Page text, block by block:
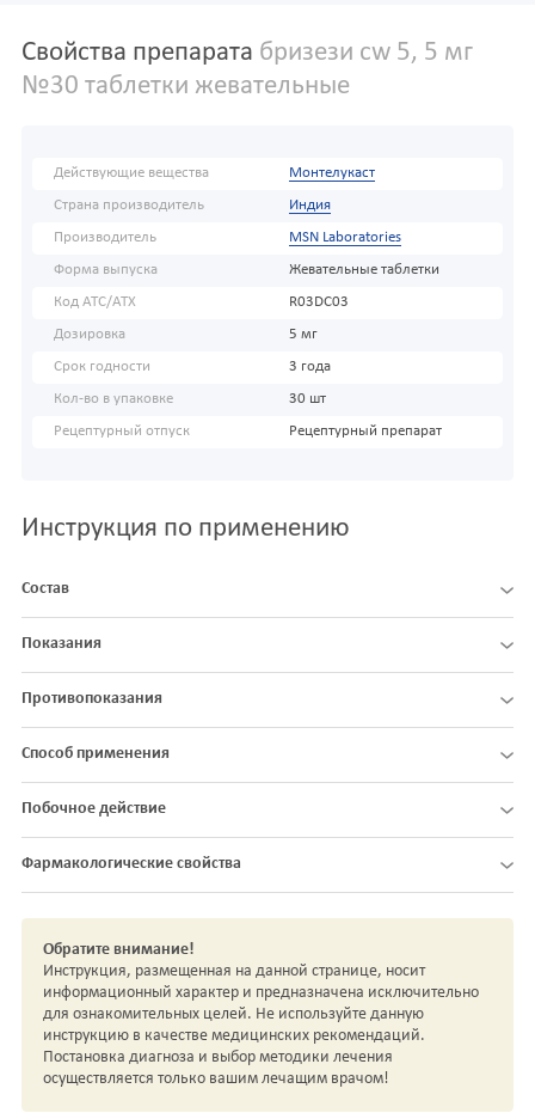
Свойства препарата бризези cw 5, 5 мг
№30 таблетки жевательные
Действующие вещества Монтелукаст
Страна производитель Индия
Производитель MSN Laboratories
Форма выпуска Жевательные таблетки
Код АТС/ATX R03DC03
Дозировка 5 мг
Срок годности 3 года
Кол-во в упаковке 30 шт
Рецептурный отпуск Рецептурный препарат
Инструкция по применению
Состав
Показания
Противопоказания
Способ применения
Побочное действие
Фармакологические свойства
Обратите внимание!
Инструкция, размещенная на данной странице, носит
информационный характер и предназначена исключительно
для ознакомительных целей. Не используйте данную
инструкцию в качестве медицинских рекомендаций.
Постановка диагноза и выбор методики лечения
осуществляется только вашим лечащим врачом!